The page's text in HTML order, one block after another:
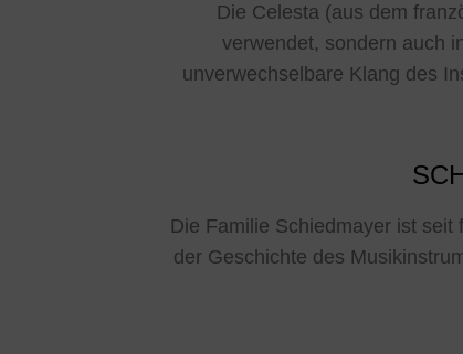
Die Celesta (aus dem
verwendet, sondern auch
unverwechselbare Klang des
Die Familie Schiedmayer ist seit
der Geschichte des